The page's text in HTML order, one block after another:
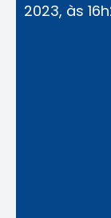
2023, às